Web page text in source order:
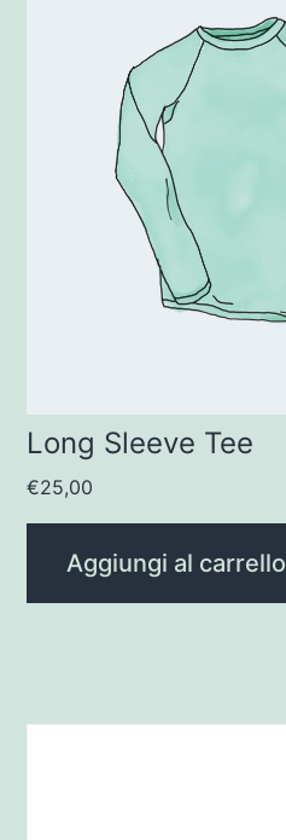
Long Sleeve Tee
€25,00
Aggiungi al carrello